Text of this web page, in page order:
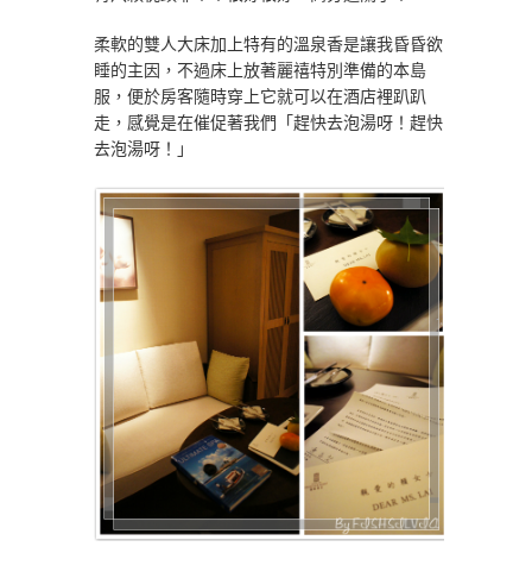
柔軟的雙人大床加上特有的溫泉香是讓我昏昏欲
睡的主因，不過床上放著麗禧特別準備的本島
服，便於房客隨時穿上它就可以在酒店裡趴趴
走，感覺是在催促著我們「趕快去泡湯呀！趕快
去泡湯呀！」